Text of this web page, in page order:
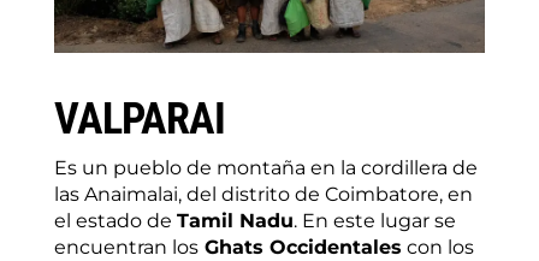
VALPARAI
Es un pueblo de montaña en la cordillera de
las Anaimalai, del distrito de Coimbatore, en
el estado de Tamil Nadu. En este lugar se
encuentran losGhats Occidentales con los